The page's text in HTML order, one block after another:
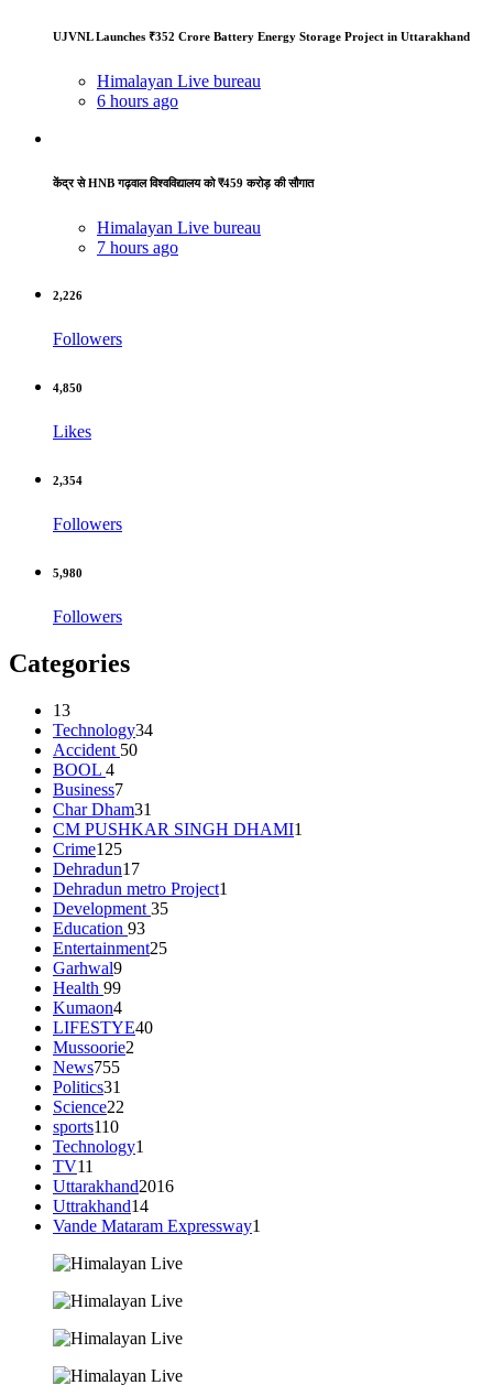
UJVNL Launches ₹352 Crore Battery Energy Storage Project in Uttarakhand
Himalayan Live bureau
6 hours ago
केंद्र से HNB गढ़वाल विश्वविद्यालय को ₹459 करोड़ की सौगात
Himalayan Live bureau
7 hours ago
2,226
Followers
4,850
Likes
2,354
Followers
5,980
Followers
Categories
13
Technology34
Accident 50
BOOL 4
Business7
Char Dham31
CM PUSHKAR SINGH DHAMI1
Crime125
Dehradun17
Dehradun metro Project1
Development 35
Education 93
Entertainment25
Garhwal9
Health 99
Kumaon4
LIFESTYE40
Mussoorie2
News755
Politics31
Science22
sports110
Technology1
TV11
Uttarakhand2016
Uttrakhand14
Vande Mataram Expressway1